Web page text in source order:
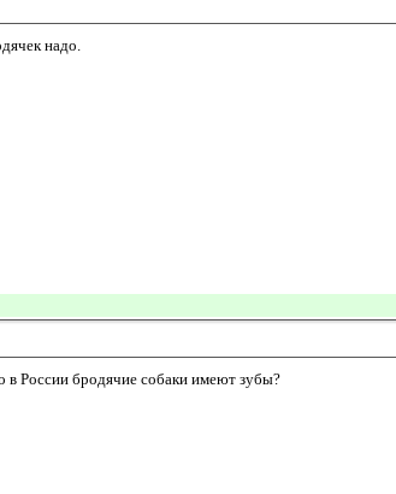
надо.
в России бродячие собаки имеют зубы?